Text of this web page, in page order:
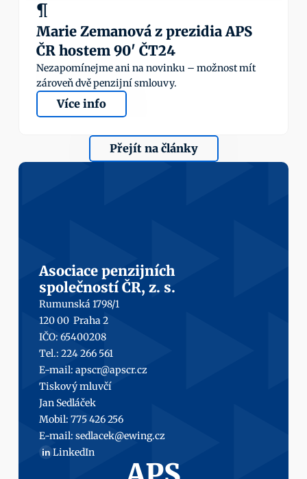
¶
Marie Zemanová z prezidia APS
ČR hostem 90' ČT24
Nezapomínejme ani na novinku – možnost mít
zároveň dvě penzijní smlouvy.
Více info
Přejít na články
Asociace penzijních
společností ČR, z. s.
Rumunská 1798/1
120 00  Praha 2
IČO: 65400208
Tel.: 224 266 561
E-mail: apscr@apscr.cz
Tiskový mluvčí
Jan Sedláček
Mobil: 775 426 256
E-mail: sedlacek@ewing.cz
in LinkedIn